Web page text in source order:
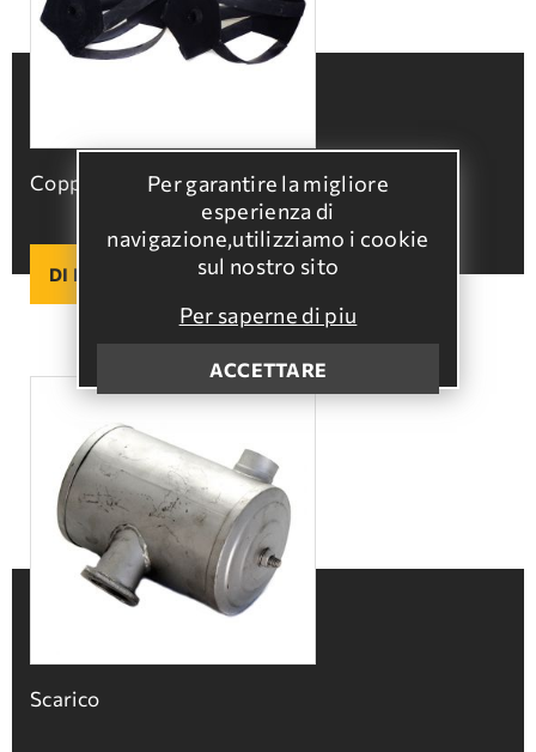
Per garantire la migliore
esperienza di
navigazione,utilizziamo i cookie
sul nostro sito
Per saperne di piu
ACCETTARE
Coppia rulli tagliaerba per motozappa
DI PIU
Scarico